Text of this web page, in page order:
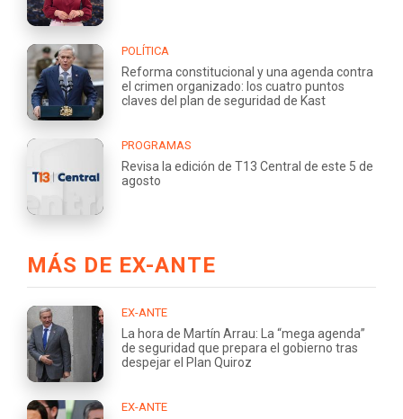
POLÍTICA
Reforma constitucional y una agenda contra
el crimen organizado: los cuatro puntos
claves del plan de seguridad de Kast
PROGRAMAS
Revisa la edición de T13 Central de este 5 de
agosto
MÁS DE EX-ANTE
EX-ANTE
La hora de Martín Arrau: La “mega agenda”
de seguridad que prepara el gobierno tras
despejar el Plan Quiroz
EX-ANTE